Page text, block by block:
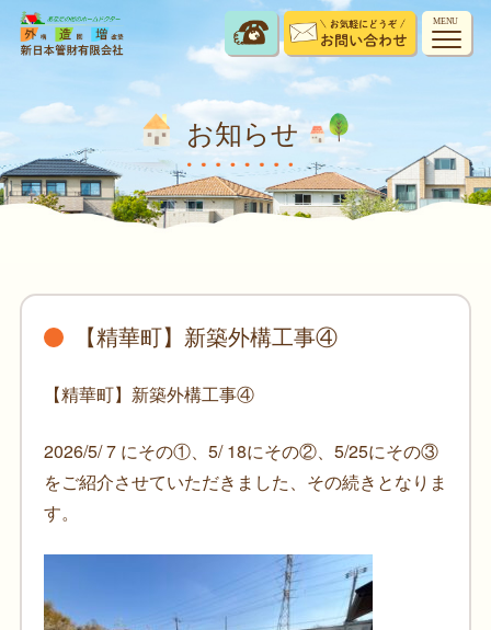
MENU
お知らせ
【精華町】新築外構工事④
【精華町】新築外構工事④
2026/5/ 7 にその①、5/ 18にその②、5/25にその③
をご紹介させていただきました、その続きとなりま
す。